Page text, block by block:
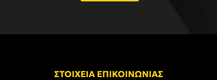
ΣΤΟΙΧΕΙΑ ΕΠΙΚΟΙΝΩΝΙΑΣ